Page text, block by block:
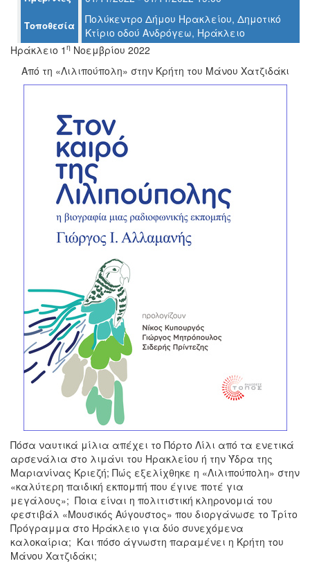
ΤΟΠΟΣ
ΜΑΣ
ΠΟΛΙΤΙΣΜΟΣ
ΑΝΘΕΚΤΙΚΗ
Τοποθεσία
Πολύκεντρο Δήμου Ηρακλείου, Δημοτικό
Κτίριο οδού Ανδρόγεω, Ηράκλειο
Ηράκλειο 1 η Νοεμβρίου 2022
Από τη «Λιλιπούπολη» στην Κρήτη του Μάνου Χατζιδάκι
Πόσα ναυτικά μίλια απέχει το Πόρτο Λίλι από τα ενετικά
αρσενάλια στο λιμάνι του Ηρακλείου ή την Ύδρα της
Μαριανίνας Κριεζή; Πώς εξελίχθηκε η «Λιλιπούπολη» στην
«καλύτερη παιδική εκπομπή που έγινε ποτέ για
μεγάλους»; Ποια είναι η πολιτιστική κληρονομιά του
φεστιβάλ «Μουσικός Αύγουστος» που διοργάνωσε το Τρίτο
Πρόγραμμα στο Ηράκλειο για δύο συνεχόμενα
καλοκαίρια; Και πόσο άγνωστη παραμένει η Κρήτη του
Μάνου Χατζιδάκι;